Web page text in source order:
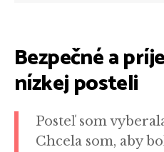
Bezpečné a
nízkej posteli
Posteľ som
Chcela som, aby